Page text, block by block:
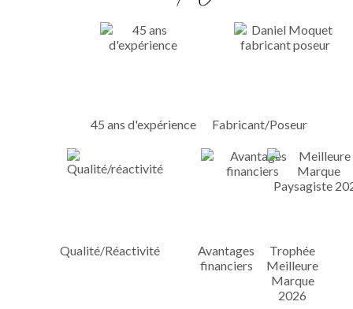
45 ans d'expérience Fabricant/Poseur
Qualité/Réactivité
Avantages
financiers
Trophée
Meilleure
Marque
2026